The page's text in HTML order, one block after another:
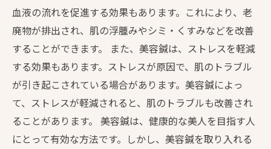
血液の流れを促進する効果もあります。これにより、老
廃物が排出され、肌の浮腫みやシミ・くすみなどを改善
することができます。 また、美容鍼は、ストレスを軽減
する効果もあります。ストレスが原因で、肌のトラブル
が引き起こされている場合があります。美容鍼によっ
て、ストレスが軽減されると、肌のトラブルも改善され
ることがあります。 美容鍼は、健康的な美人を目指す人
にとって有効な方法です。しかし、美容鍼を取り入れる